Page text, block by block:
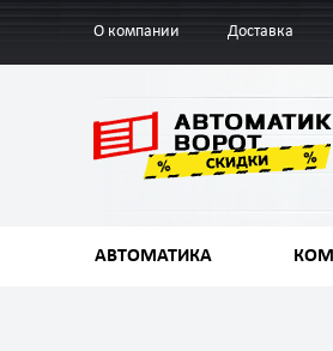
О компании Доставка
АВТОМАТИКА